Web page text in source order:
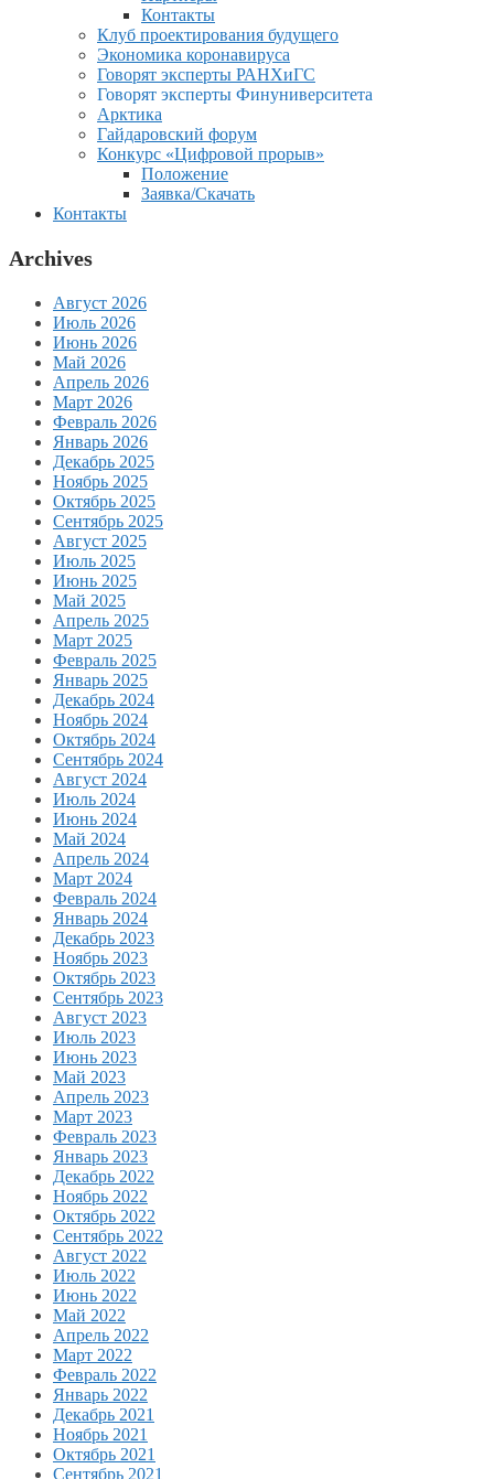
Контакты
Клуб проектирования будущего
Экономика коронавируса
Говорят эксперты РАНХиГС
Говорят эксперты Финуниверситета
Арктика
Гайдаровский форум
Конкурс «Цифровой прорыв»
Положение
Заявка/Скачать
Контакты
Archives
Август 2026
Июль 2026
Июнь 2026
Май 2026
Апрель 2026
Март 2026
Февраль 2026
Январь 2026
Декабрь 2025
Ноябрь 2025
Октябрь 2025
Сентябрь 2025
Август 2025
Июль 2025
Июнь 2025
Май 2025
Апрель 2025
Март 2025
Февраль 2025
Январь 2025
Декабрь 2024
Ноябрь 2024
Октябрь 2024
Сентябрь 2024
Август 2024
Июль 2024
Июнь 2024
Май 2024
Апрель 2024
Март 2024
Февраль 2024
Январь 2024
Декабрь 2023
Ноябрь 2023
Октябрь 2023
Сентябрь 2023
Август 2023
Июль 2023
Июнь 2023
Май 2023
Апрель 2023
Март 2023
Февраль 2023
Январь 2023
Декабрь 2022
Ноябрь 2022
Октябрь 2022
Сентябрь 2022
Август 2022
Июль 2022
Июнь 2022
Май 2022
Апрель 2022
Март 2022
Февраль 2022
Январь 2022
Декабрь 2021
Ноябрь 2021
Октябрь 2021
Сентябрь 2021